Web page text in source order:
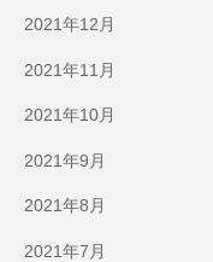
2021年12月
2021年11月
2021年10月
2021年9月
2021年8月
2021年7月